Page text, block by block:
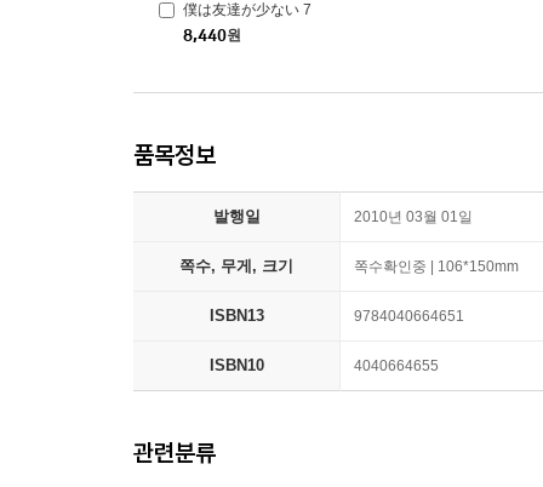
僕は友達が少ない 7
8,440원
품목정보
발행일 2010년 03월 01일
쪽수, 무게, 크기 쪽수확인중 | 106*150mm
ISBN13 9784040664651
ISBN10 4040664655
관련분류